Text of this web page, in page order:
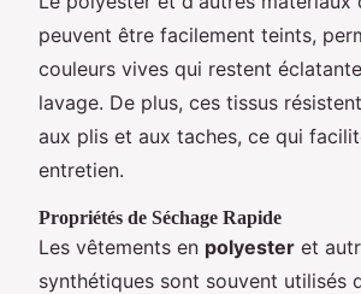
peuvent être facilement teints,
couleurs vives qui restent
lavage. De plus, ces tissus
aux plis et aux taches, ce qui
entretien.
Propriétés de Séchage Rapide
Les vêtements en polyester et
synthétiques sont souvent utilisés